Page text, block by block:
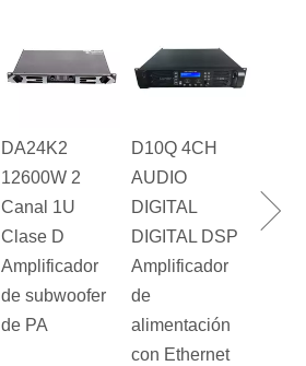
DA24K2
12600W 2
Canal 1U
Clase D
Amplificador
de subwoofer
de PA
D10Q 4CH
AUDIO
DIGITAL
DIGITAL DSP
Amplificador
de
alimentación
con Ethernet